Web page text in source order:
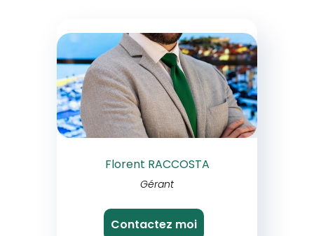
Florent RACCOSTA
Gérant
Contactez moi